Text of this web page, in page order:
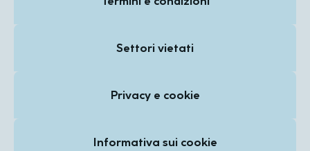
Settori vietati
Privacy e cookie
Informativa sui cookie